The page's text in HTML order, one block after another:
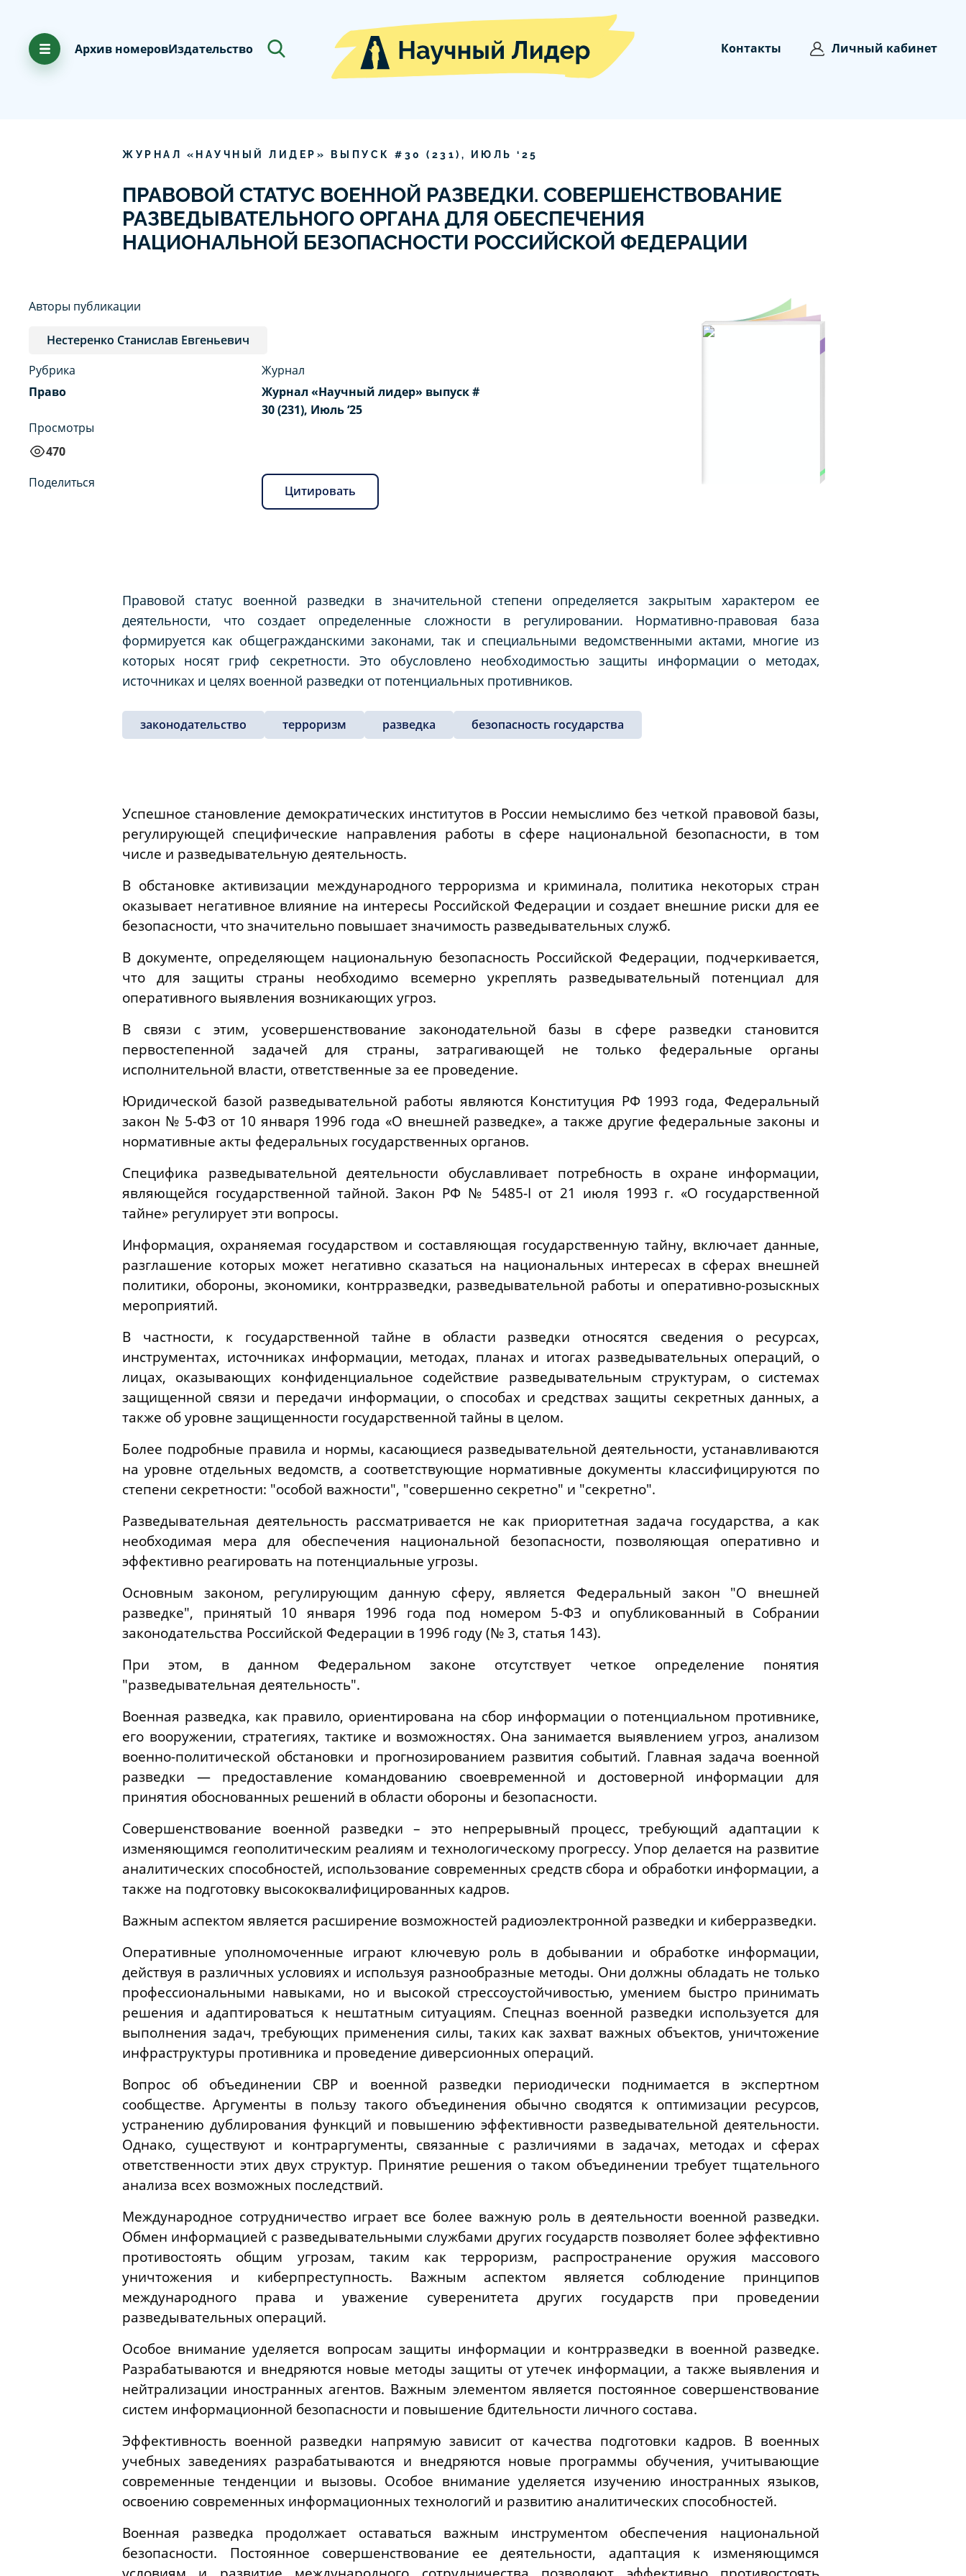
Архив номеровИздательство Контакты Личный кабинет
ЖУРНАЛ «НАУЧНЫЙ ЛИДЕР» ВЫПУСК # 30 ( 231), ИЮЛЬ ‘ 25
ПРАВОВОЙ СТАТУС ВОЕННОЙ РАЗВЕДКИ. СОВЕРШЕНСТВОВАНИЕ
РАЗВЕДЫВАТЕЛЬНОГО ОРГАНА ДЛЯ ОБЕСПЕЧЕНИЯ
НАЦИОНАЛЬНОЙ БЕЗОПАСНОСТИ РОССИЙСКОЙ ФЕДЕРАЦИИ
Авторы публикации
Нестеренко Станислав Евгеньевич
Рубрика
Право
Просмотры
470
Журнал
Журнал «Научный лидер» выпуск #
30 (231), Июль ‘25
Поделиться
Цитировать
Правовой статус военной разведки в значительной степени определяется закрытым характером ее
деятельности, что создает определенные сложности в регулировании. Нормативно-правовая база
формируется как общегражданскими законами, так и специальными ведомственными актами, многие из
которых носят гриф секретности. Это обусловлено необходимостью защиты информации о методах,
источниках и целях военной разведки от потенциальных противников.
законодательство терроризм разведка безопасность государства
Успешное становление демократических институтов в России немыслимо без четкой правовой базы,
регулирующей специфические направления работы в сфере национальной безопасности, в том
числе и разведывательную деятельность.
В обстановке активизации международного терроризма и криминала, политика некоторых стран
оказывает негативное влияние на интересы Российской Федерации и создает внешние риски для ее
безопасности, что значительно повышает значимость разведывательных служб.
В документе, определяющем национальную безопасность Российской Федерации, подчеркивается,
что для защиты страны необходимо всемерно укреплять разведывательный потенциал для
оперативного выявления возникающих угроз.
В связи с этим, усовершенствование законодательной базы в сфере разведки становится
первостепенной задачей для страны, затрагивающей не только федеральные органы
исполнительной власти, ответственные за ее проведение.
Юридической базой разведывательной работы являются Конституция РФ 1993 года, Федеральный
закон № 5-ФЗ от 10 января 1996 года «О внешней разведке», а также другие федеральные законы и
нормативные акты федеральных государственных органов.
Специфика разведывательной деятельности обуславливает потребность в охране информации,
являющейся государственной тайной. Закон РФ № 5485-I от 21 июля 1993 г. «О государственной
тайне» регулирует эти вопросы.
Информация, охраняемая государством и составляющая государственную тайну, включает данные,
разглашение которых может негативно сказаться на национальных интересах в сферах внешней
политики, обороны, экономики, контрразведки, разведывательной работы и оперативно-розыскных
мероприятий.
В частности, к государственной тайне в области разведки относятся сведения о ресурсах,
инструментах, источниках информации, методах, планах и итогах разведывательных операций, о
лицах, оказывающих конфиденциальное содействие разведывательным структурам, о системах
защищенной связи и передачи информации, о способах и средствах защиты секретных данных, а
также об уровне защищенности государственной тайны в целом.
Более подробные правила и нормы, касающиеся разведывательной деятельности, устанавливаются
на уровне отдельных ведомств, а соответствующие нормативные документы классифицируются по
степени секретности: "особой важности", "совершенно секретно" и "секретно".
Разведывательная деятельность рассматривается не как приоритетная задача государства, а как
необходимая мера для обеспечения национальной безопасности, позволяющая оперативно и
эффективно реагировать на потенциальные угрозы.
Основным законом, регулирующим данную сферу, является Федеральный закон "О внешней
разведке", принятый 10 января 1996 года под номером 5-ФЗ и опубликованный в Собрании
законодательства Российской Федерации в 1996 году (№ 3, статья 143).
При этом, в данном Федеральном законе отсутствует четкое определение понятия
"разведывательная деятельность".
Военная разведка, как правило, ориентирована на сбор информации о потенциальном противнике,
его вооружении, стратегиях, тактике и возможностях. Она занимается выявлением угроз, анализом
военно-политической обстановки и прогнозированием развития событий. Главная задача военной
разведки — предоставление командованию своевременной и достоверной информации для
принятия обоснованных решений в области обороны и безопасности.
Совершенствование военной разведки – это непрерывный процесс, требующий адаптации к
изменяющимся геополитическим реалиям и технологическому прогрессу. Упор делается на развитие
аналитических способностей, использование современных средств сбора и обработки информации, а
также на подготовку высококвалифицированных кадров.
Важным аспектом является расширение возможностей радиоэлектронной разведки и киберразведки.
Оперативные уполномоченные играют ключевую роль в добывании и обработке информации,
действуя в различных условиях и используя разнообразные методы. Они должны обладать не только
профессиональными навыками, но и высокой стрессоустойчивостью, умением быстро принимать
решения и адаптироваться к нештатным ситуациям. Спецназ военной разведки используется для
выполнения задач, требующих применения силы, таких как захват важных объектов, уничтожение
инфраструктуры противника и проведение диверсионных операций.
Вопрос об объединении СВР и военной разведки периодически поднимается в экспертном
сообществе. Аргументы в пользу такого объединения обычно сводятся к оптимизации ресурсов,
устранению дублирования функций и повышению эффективности разведывательной деятельности.
Однако, существуют и контраргументы, связанные с различиями в задачах, методах и сферах
ответственности этих двух структур. Принятие решения о таком объединении требует тщательного
анализа всех возможных последствий.
Международное сотрудничество играет все более важную роль в деятельности военной разведки.
Обмен информацией с разведывательными службами других государств позволяет более эффективно
противостоять общим угрозам, таким как терроризм, распространение оружия массового
уничтожения и киберпреступность. Важным аспектом является соблюдение принципов
международного права и уважение суверенитета других государств при проведении
разведывательных операций.
Особое внимание уделяется вопросам защиты информации и контрразведки в военной разведке.
Разрабатываются и внедряются новые методы защиты от утечек информации, а также выявления и
нейтрализации иностранных агентов. Важным элементом является постоянное совершенствование
систем информационной безопасности и повышение бдительности личного состава.
Эффективность военной разведки напрямую зависит от качества подготовки кадров. В военных
учебных заведениях разрабатываются и внедряются новые программы обучения, учитывающие
современные тенденции и вызовы. Особое внимание уделяется изучению иностранных языков,
освоению современных информационных технологий и развитию аналитических способностей.
Военная разведка продолжает оставаться важным инструментом обеспечения национальной
безопасности. Постоянное совершенствование ее деятельности, адаптация к изменяющимся